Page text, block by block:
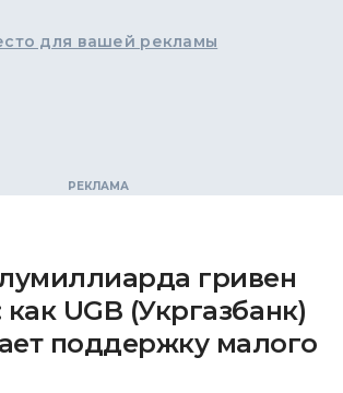
для вашей рекламы
гривен
UGB (Укргазбанк)
поддержку малого